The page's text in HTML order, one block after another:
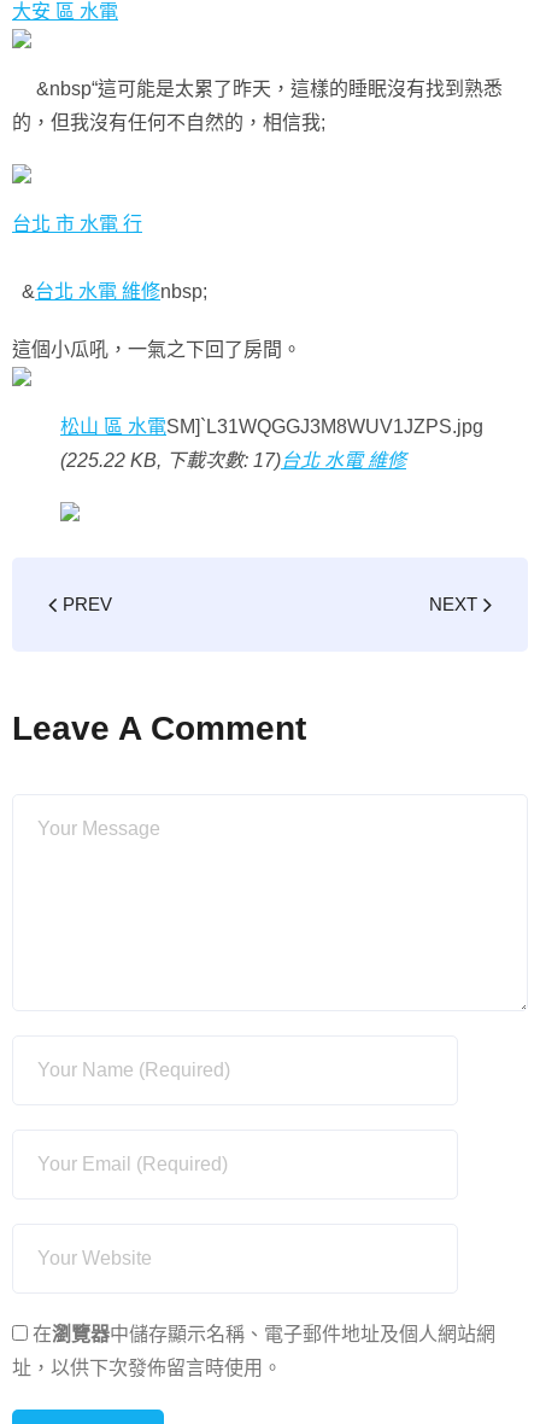
大安 區 水電
&nbsp“這可能是太累了昨天，這樣的睡眠沒有找到熟悉
的，但我沒有任何不自然的，相信我;
台北 市 水電 行
&台北 水電 維修nbsp;
這個小瓜吼，一氣之下回了房間。
松山 區 水電SM]`L31WQGGJ3M8WUV1JZPS.jpg
(225.22 KB, 下載次數: 17)台北 水電 維修
PREV NEXT
Leave A Comment
在瀏覽器中儲存顯示名稱、電子郵件地址及個人網站網
址，以供下次發佈留言時使用。